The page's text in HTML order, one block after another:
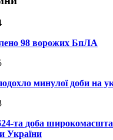
98 ворожих БпЛА
минулої доби на
та доба
України